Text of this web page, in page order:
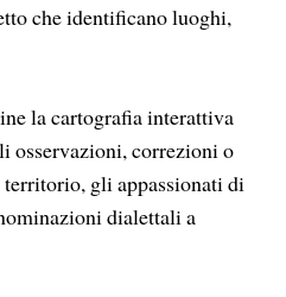
che identificano luoghi,
la cartografia interattiva
osservazioni, correzioni o
gli appassionati di
dialettali a